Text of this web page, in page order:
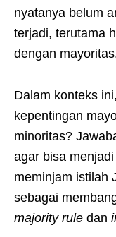
nyatanya belum
terjadi, terutama
dengan
Dalam konteks
kepentingan
minoritas?
agar bisa
meminjam istilah
sebagai
majority rule dan